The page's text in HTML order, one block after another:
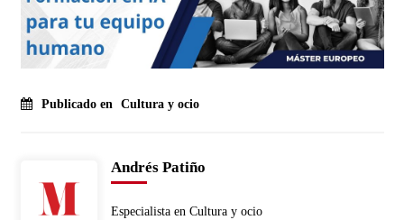
Publicado en Cultura y ocio
Andrés Patiño
Especialista en Cultura y ocio